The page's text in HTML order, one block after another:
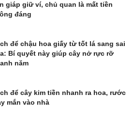
giáp giữ ví, chủ quan là mất tiền
đáng
để chậu hoa giấy từ tốt lá sang sai
Bí quyết này giúp cây nở rực rỡ
năm
để cây kim tiền nhanh ra hoa, rước
mắn vào nhà